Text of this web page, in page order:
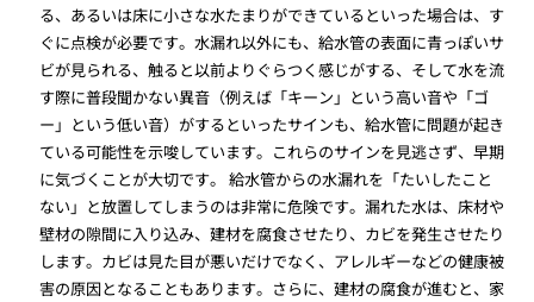
る、あるいは床に小さな水たまりができているといった場合は、す
ぐに点検が必要です。水漏れ以外にも、給水管の表面に青っぽいサ
ビが見られる、触ると以前よりぐらつく感じがする、そして水を流
す際に普段聞かない異音（例えば「キーン」という高い音や「ゴ
ー」という低い音）がするといったサインも、給水管に問題が起き
ている可能性を示唆しています。これらのサインを見逃さず、早期
に気づくことが大切です。 給水管からの水漏れを「たいしたこと
ない」と放置してしまうのは非常に危険です。漏れた水は、床材や
壁材の隙間に入り込み、建材を腐食させたり、カビを発生させたり
します。カビは見た目が悪いだけでなく、アレルギーなどの健康被
害の原因となることもあります。さらに、建材の腐食が進むと、家